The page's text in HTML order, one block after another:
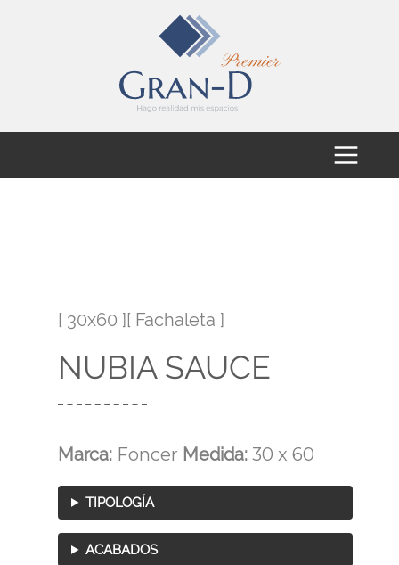
[ 30x60 ][ Fachaleta ]
NUBIA SAUCE
Marca: Foncer Medida: 30 x 60
TIPOLOGÍA
ACABADOS